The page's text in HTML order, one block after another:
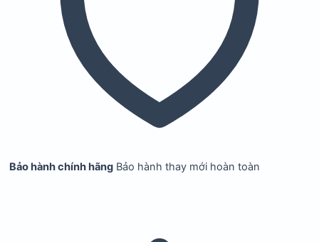
Bảo hành chính hãng Bảo hành thay mới hoàn toàn